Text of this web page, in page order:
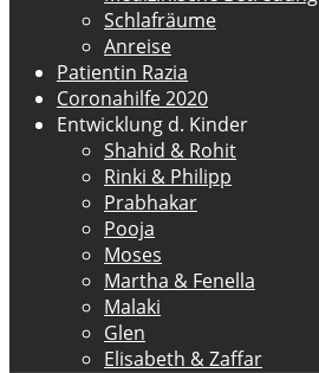
Schlafräume
Anreise
Patientin Razia
Coronahilfe 2020
Entwicklung d. Kinder
Shahid & Rohit
Rinki & Philipp
Prabhakar
Pooja
Moses
Martha & Fenella
Malaki
Glen
Elisabeth & Zaffar